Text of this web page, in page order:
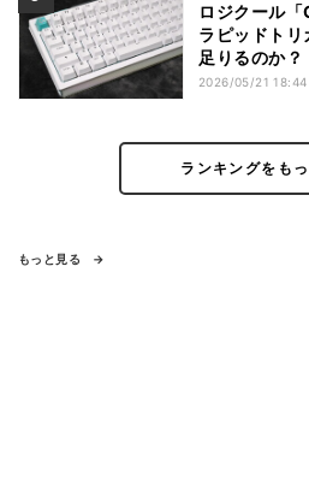
ロジクール「
ラピッドト
足りるのか？
2026/05/21 18:44
ランキングをも
もっと見る